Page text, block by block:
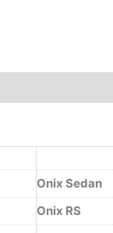
Onix Sedan
Onix RS